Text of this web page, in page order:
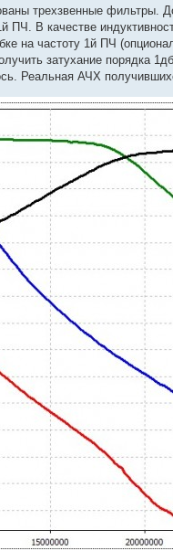
трехзвенные фильтры.
ПЧ. В качестве
на частоту 1й ПЧ
затухание порядка
Реальная АЧХ